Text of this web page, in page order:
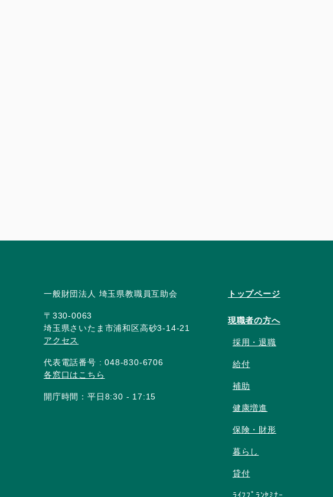
一般財団法人 埼玉県教職員互助会
〒330-0063
埼玉県さいたま市浦和区高砂3-14-21
アクセス
代表電話番号 : 048-830-6706
各窓口はこちら
開庁時間：平日8:30 - 17:15
トップページ
現職者の方へ
採用・退職
給付
補助
健康増進
保険・財形
暮らし
貸付
ﾗｲﾌﾌﾟﾗﾝｾﾐﾅｰ